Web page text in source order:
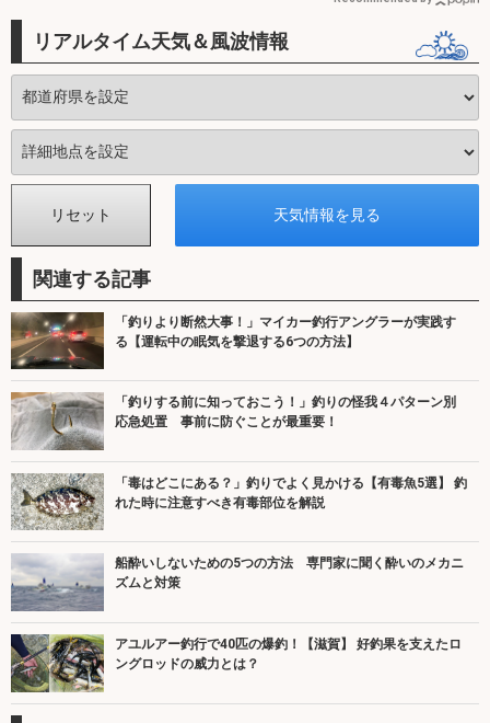
リアルタイム天気＆風波情報
関連する記事
「釣りより断然大事！」マイカー釣行アングラーが実践す
る【運転中の眠気を撃退する6つの方法】
「釣りする前に知っておこう！」釣りの怪我４パターン別
応急処置 事前に防ぐことが最重要！
「毒はどこにある？」釣りでよく見かける【有毒魚5選】 釣
れた時に注意すべき有毒部位を解説
船酔いしないための5つの方法 専門家に聞く酔いのメカニ
ズムと対策
アユルアー釣行で40匹の爆釣！【滋賀】 好釣果を支えたロ
ングロッドの威力とは？